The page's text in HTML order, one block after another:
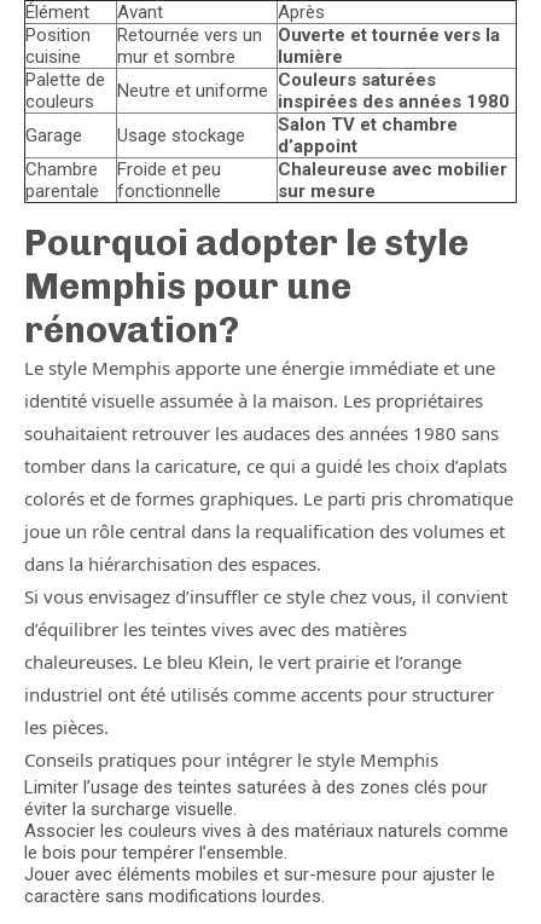
Élément Avant
Après
Position
cuisine
Retournée vers un
mur et sombre
Ouverte et tournée vers la
lumière
Palette de
couleurs
Neutre et uniforme Couleurs saturées
inspirées des années 1980
Garage
Usage stockage
Salon TV et chambre
d’appoint
Chambre
parentale
Froide et peu
fonctionnelle
Chaleureuse avec mobilier
sur mesure
Pourquoi adopter le style
Memphis pour une
rénovation?
Le style Memphis apporte une énergie immédiate et une
identité visuelle assumée à la maison. Les propriétaires
souhaitaient retrouver les audaces des années 1980 sans
tomber dans la caricature, ce qui a guidé les choix d’aplats
colorés et de formes graphiques. Le parti pris chromatique
joue un rôle central dans la requalification des volumes et
dans la hiérarchisation des espaces.
Si vous envisagez d’insuffler ce style chez vous, il convient
d’équilibrer les teintes vives avec des matières
chaleureuses. Le bleu Klein, le vert prairie et l’orange
industriel ont été utilisés comme accents pour structurer
les pièces.
Conseils pratiques pour intégrer le style Memphis
Limiter l’usage des teintes saturées à des zones clés pour
éviter la surcharge visuelle.
Associer les couleurs vives à des matériaux naturels comme
le bois pour tempérer l’ensemble.
Jouer avec éléments mobiles et sur-mesure pour ajuster le
caractère sans modifications lourdes.